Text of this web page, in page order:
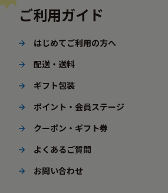
ご利用ガイド
はじめてご利用の方へ
配送・送料
ギフト包装
ポイント・会員ステージ
クーポン・ギフト券
よくあるご質問
お問い合わせ